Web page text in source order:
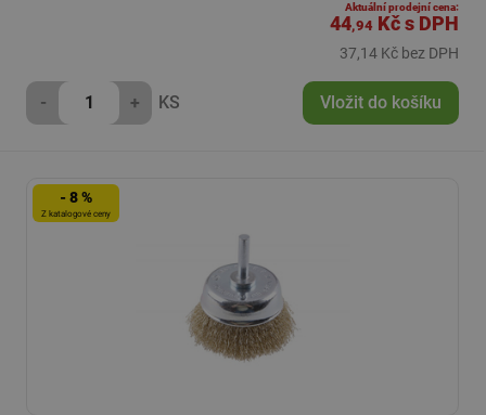
Aktuální prodejní cena:
44,94 Kčs DPH
37,14 Kč bez DPH
- + KS Vložit do košíku
- 8 %
Z katalogové ceny